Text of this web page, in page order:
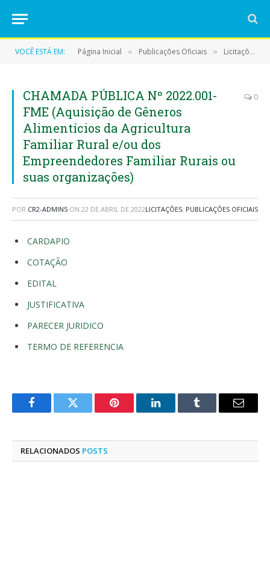
VOCÊ ESTÁ EM: Página Inicial » Publicações Oficiais » Licitações
CHAMADA PÚBLICA Nº 2022.001-
FME (Aquisição de Gêneros
Alimentícios da Agricultura
Familiar Rural e/ou dos
Empreendedores Familiar Rurais ou
suas organizações)
0
POR CR2-ADMIN5 ON 22 DE ABRIL DE 2022LICITAÇÕES, PUBLICAÇÕES OFICIAIS
CARDAPIO
COTAÇÃO
EDITAL
JUSTIFICATIVA
PARECER JURIDICO
TERMO DE REFERENCIA
FacebookTwitter Pinterest LinkedInTumblr
E-
RELACIONADOS POSTS